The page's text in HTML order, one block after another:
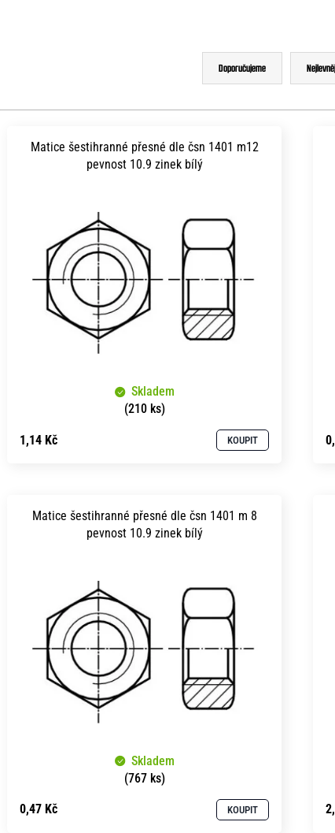
Ř
a
z
n
p
r
o
d
u
Doporučujeme
Matice šestihranné přesné dle čsn 1401 m12
pevnost 10.9 zinek bílý
Skladem
(210 ks)
1,14 Kč KOUPIT
Matice šestihranné přesné dle čsn 1401 m 8
pevnost 10.9 zinek bílý
Skladem
(767 ks)
0,47 Kč KOUPIT